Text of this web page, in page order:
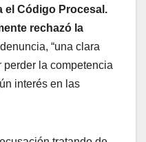
el Código Procesal.
rechazó la
“una clara
la competencia
interés en las